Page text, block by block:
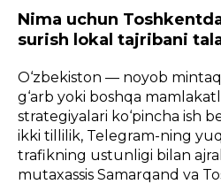
Nima uchun
surish lokal tajribani
O‘zbekiston — noyob
g‘arb yoki boshqa
strategiyalari ko‘pincha ish
ikki tillilik, Telegram-ning
trafikning ustunligi bilan
mutaxassis Samarqand va